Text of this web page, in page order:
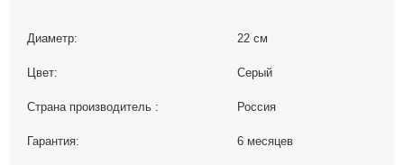
Диаметр: 22 см
Цвет: Серый
Страна производитель : Россия
Гарантия: 6 месяцев